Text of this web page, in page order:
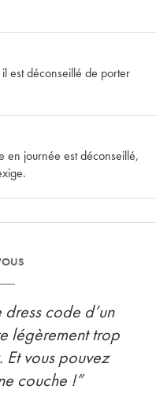
est déconseillé de porter
en journée est déconseillé,
code d’un
légèrement trop
vous pouvez
couche !”